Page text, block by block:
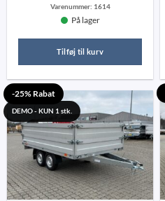
Varenummer: 1614
På lager
Tilføj til kurv
-25% Rabat
DEMO - KUN 1 stk.